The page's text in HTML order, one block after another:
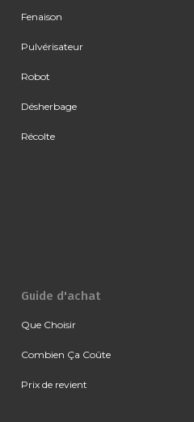
Fenaison
Pulvérisateur
Robot
Désherbage
Récolte
Guide d'achat
Que Choisir
Combien Ça Coûte
Prix de revient